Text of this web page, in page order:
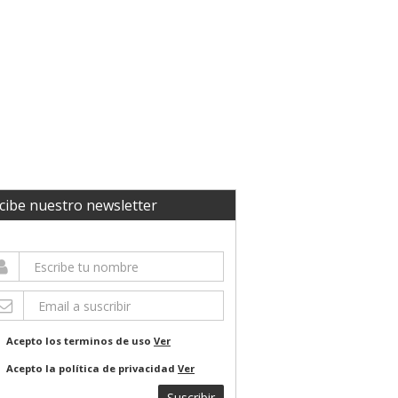
nuestro newsletter
Acepto los terminos de uso Ver
Acepto la política de privacidad Ver